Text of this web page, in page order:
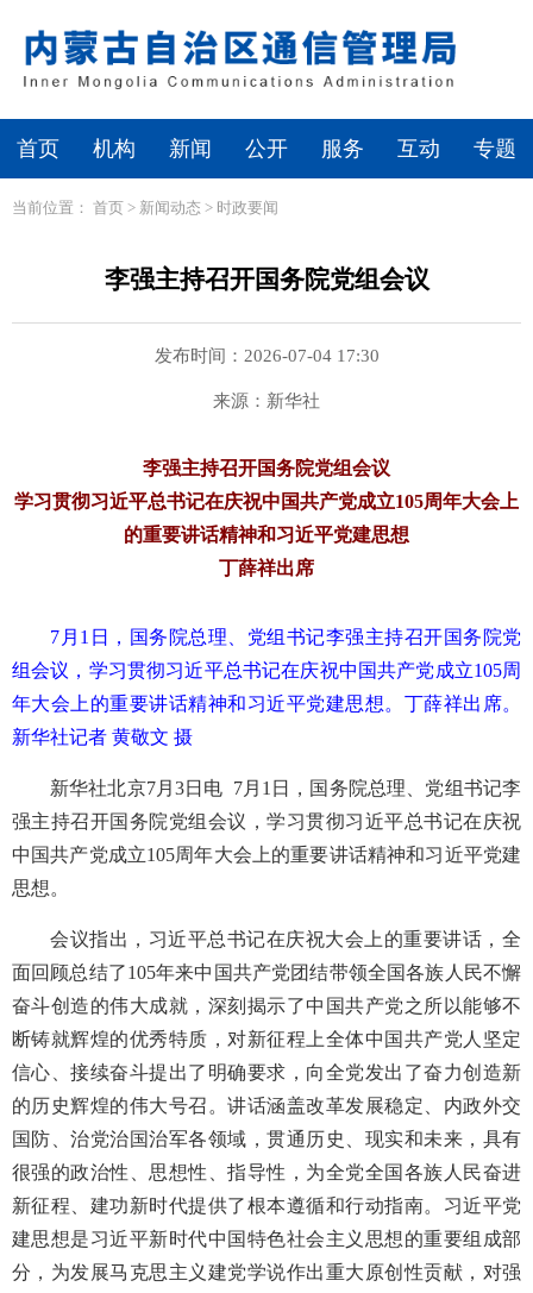
首页 机构 新闻 公开 服务 互动 专题
当前位置： 首页 > 新闻动态 > 时政要闻
李强主持召开国务院党组会议
发布时间：2026-07-04 17:30
来源：新华社
李强主持召开国务院党组会议
学习贯彻习近平总书记在庆祝中国共产党成立105周年大会上
的重要讲话精神和习近平党建思想
丁薛祥出席
7月1日，国务院总理、党组书记李强主持召开国务院党
组会议，学习贯彻习近平总书记在庆祝中国共产党成立105周
年大会上的重要讲话精神和习近平党建思想。丁薛祥出席。
新华社记者 黄敬文 摄
新华社北京7月3日电 7月1日，国务院总理、党组书记李
强主持召开国务院党组会议，学习贯彻习近平总书记在庆祝
中国共产党成立105周年大会上的重要讲话精神和习近平党建
思想。
会议指出，习近平总书记在庆祝大会上的重要讲话，全
面回顾总结了105年来中国共产党团结带领全国各族人民不懈
奋斗创造的伟大成就，深刻揭示了中国共产党之所以能够不
断铸就辉煌的优秀特质，对新征程上全体中国共产党人坚定
信心、接续奋斗提出了明确要求，向全党发出了奋力创造新
的历史辉煌的伟大号召。讲话涵盖改革发展稳定、内政外交
国防、治党治国治军各领域，贯通历史、现实和未来，具有
很强的政治性、思想性、指导性，为全党全国各族人民奋进
新征程、建功新时代提供了根本遵循和行动指南。习近平党
建思想是习近平新时代中国特色社会主义思想的重要组成部
分，为发展马克思主义建党学说作出重大原创性贡献，对强